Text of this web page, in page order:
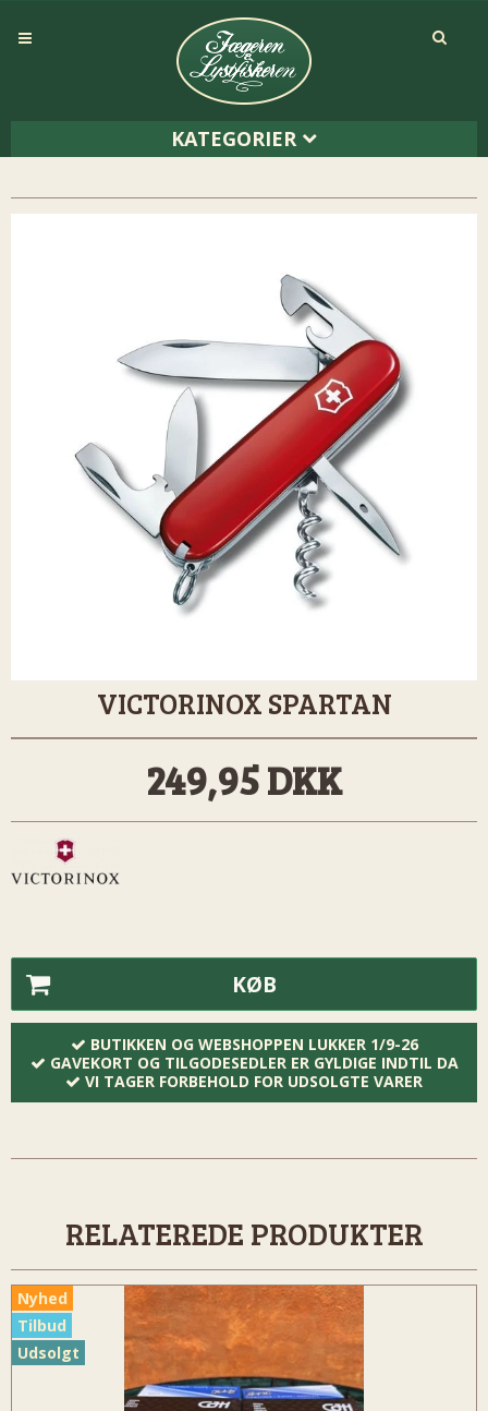
KATEGORIER
VICTORINOX SPARTAN
249,95 DKK
KØB
BUTIKKEN OG WEBSHOPPEN LUKKER 1/9-26
GAVEKORT OG TILGODESEDLER ER GYLDIGE INDTIL DA
VI TAGER FORBEHOLD FOR UDSOLGTE VARER
RELATEREDE PRODUKTER
Nyhed
Tilbud
Udsolgt